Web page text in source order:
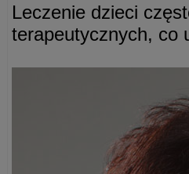
Leczenie dzieci
terapeutycznych, co